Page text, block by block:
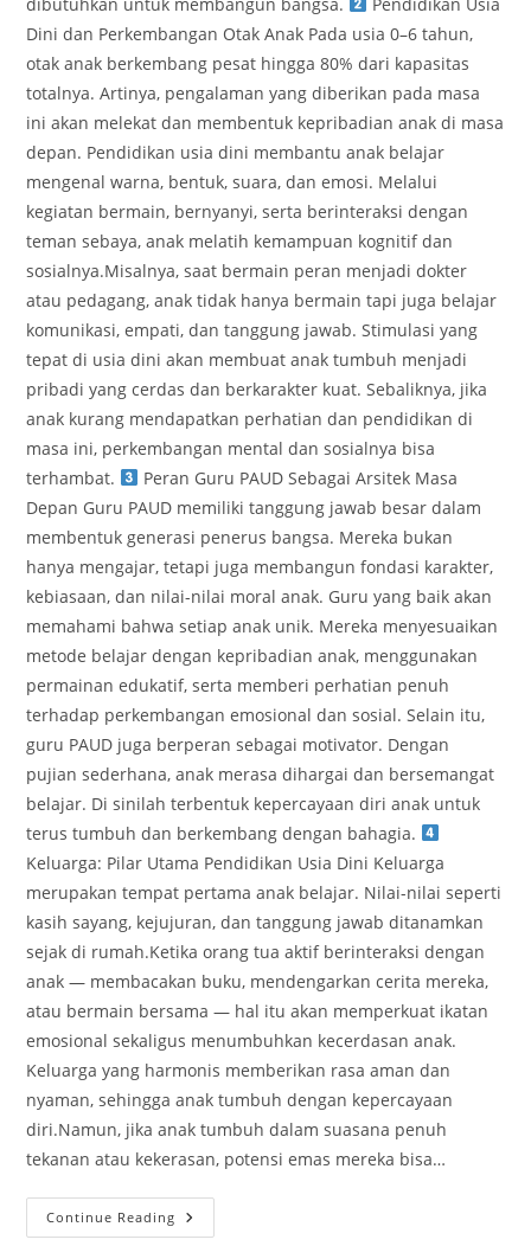
Dini dan Perkembangan Otak Anak Pada usia 0–6 tahun,
otak anak berkembang pesat hingga 80% dari kapasitas
totalnya. Artinya, pengalaman yang diberikan pada masa
ini akan melekat dan membentuk kepribadian anak di masa
depan. Pendidikan usia dini membantu anak belajar
mengenal warna, bentuk, suara, dan emosi. Melalui
kegiatan bermain, bernyanyi, serta berinteraksi dengan
teman sebaya, anak melatih kemampuan kognitif dan
sosialnya.Misalnya, saat bermain peran menjadi dokter
atau pedagang, anak tidak hanya bermain tapi juga belajar
komunikasi, empati, dan tanggung jawab. Stimulasi yang
tepat di usia dini akan membuat anak tumbuh menjadi
pribadi yang cerdas dan berkarakter kuat. Sebaliknya, jika
anak kurang mendapatkan perhatian dan pendidikan di
masa ini, perkembangan mental dan sosialnya bisa
terhambat.
Peran Guru PAUD Sebagai Arsitek Masa
Depan Guru PAUD memiliki tanggung jawab besar dalam
membentuk generasi penerus bangsa. Mereka bukan
hanya mengajar, tetapi juga membangun fondasi karakter,
kebiasaan, dan nilai-nilai moral anak. Guru yang baik akan
memahami bahwa setiap anak unik. Mereka menyesuaikan
metode belajar dengan kepribadian anak, menggunakan
permainan edukatif, serta memberi perhatian penuh
terhadap perkembangan emosional dan sosial. Selain itu,
guru PAUD juga berperan sebagai motivator. Dengan
pujian sederhana, anak merasa dihargai dan bersemangat
belajar. Di sinilah terbentuk kepercayaan diri anak untuk
terus tumbuh dan berkembang dengan bahagia.
Keluarga: Pilar Utama Pendidikan Usia Dini Keluarga
merupakan tempat pertama anak belajar. Nilai-nilai seperti
kasih sayang, kejujuran, dan tanggung jawab ditanamkan
sejak di rumah.Ketika orang tua aktif berinteraksi dengan
anak — membacakan buku, mendengarkan cerita mereka,
atau bermain bersama — hal itu akan memperkuat ikatan
emosional sekaligus menumbuhkan kecerdasan anak.
Keluarga yang harmonis memberikan rasa aman dan
nyaman, sehingga anak tumbuh dengan kepercayaan
diri.Namun, jika anak tumbuh dalam suasana penuh
tekanan atau kekerasan, potensi emas mereka bisa…
Continue Reading PENDIDIKAN
USIA